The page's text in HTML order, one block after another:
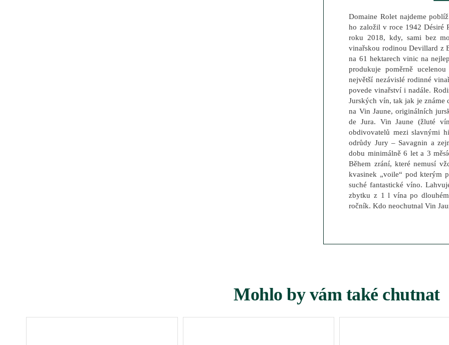
Domaine Rolet najdeme
ho založil v roce 1942 Désiré
roku 2018, kdy, sami bez
vinařskou rodinou Devillard z
na 61 hektarech vinic na
produkuje poměrně
největší nezávislé rodinné
povede vinařství i nadále.
Jurských vín, tak jak je známe
na Vin Jaune, originálních
de Jura. Vin Jaune (žluté
obdivovatelů mezi slavnými
odrůdy Jury – Savagnin a
dobu minimálně 6 let a 3
Během zrání, které nemusí
kvasinek „voile“ pod kterým
suché fantastické víno.
zbytku z 1 l vína po
ročník. Kdo neochutnal Vin
Mohlo by vám také chutnat